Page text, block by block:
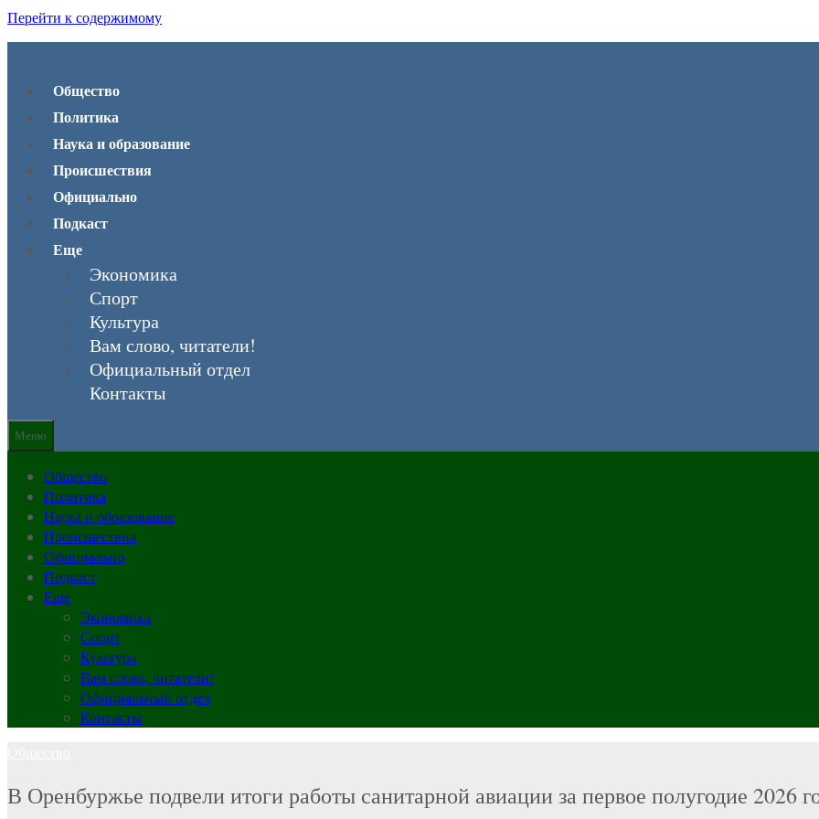
Перейти к содержимому
Общество
Политика
Наука и образование
Происшествия
Официально
Подкаст
Еще
Экономика
Спорт
Культура
Вам слово, читатели!
Официальный отдел
Контакты
Меню
Общество
Политика
Наука и образование
Происшествия
Официально
Подкаст
Еще
Экономика
Спорт
Культура
Вам слово, читатели!
Официальный отдел
Контакты
В Оренбуржье подвели итоги работы санитарной авиации за первое полугодие 2026